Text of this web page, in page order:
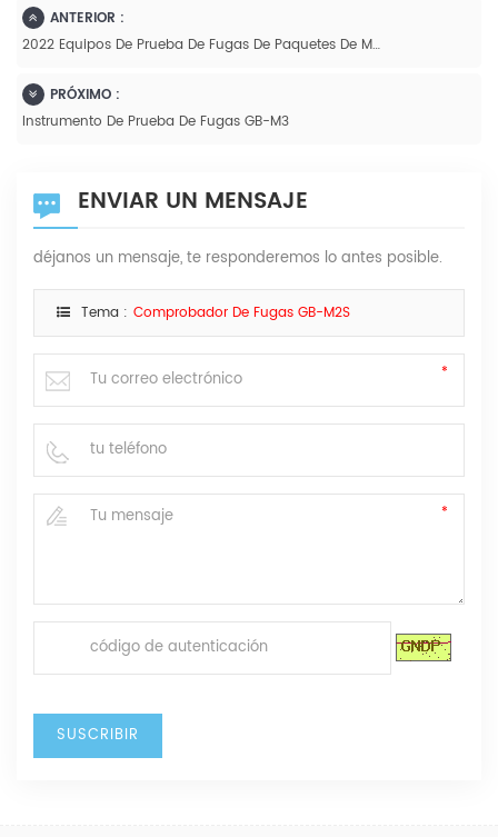
ANTERIOR :
2022 Equipos De Prueba De Fugas De Paquetes De Máquinas De Alta Calidad
PRÓXIMO :
Instrumento De Prueba De Fugas GB-M3
ENVIAR UN MENSAJE
déjanos un mensaje, te responderemos lo antes posible.
Tema : Comprobador De Fugas GB-M2S